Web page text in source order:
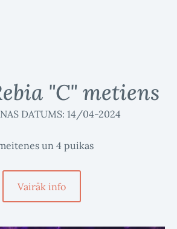
"C" metiens
DATUMS: 14/04-2024
un 4 puikas
Vairāk info